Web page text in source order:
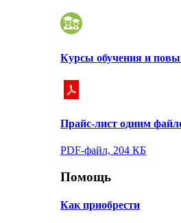
Курсы обучения и
Прайс-лист одним
PDF-файл, 204 КБ
Помощь
Как приобрести